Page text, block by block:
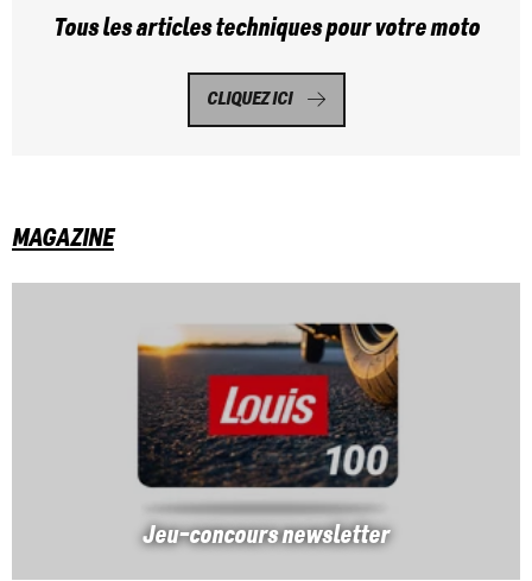
Tous les articles techniques pour votre moto
CLIQUEZ ICI
MAGAZINE
Jeu-concours newsletter